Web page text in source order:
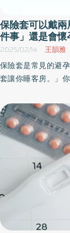
保險套可以戴
件事」還是會
2025/02/14 王韻雅
保險套是常見的避
套讓你睡客房。」
戴兩層嗎？可以塗
享受歡愉過程也保